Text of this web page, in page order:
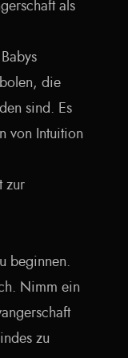
als
die
sind. Es
von Intuition
zur
beginnen.
Nimm ein
zu